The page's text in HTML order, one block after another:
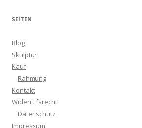
SEITEN
Blog
Skulptur
Kauf
Rahmung
Kontakt
Widerrufsrecht
Datenschutz
Impressum